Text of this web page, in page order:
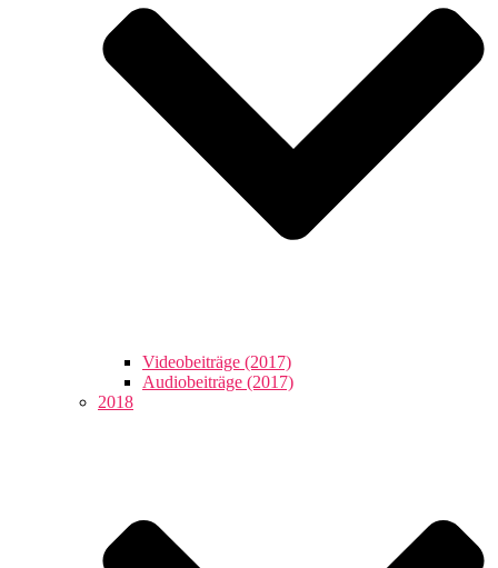
Videobeiträge (2017)
Audiobeiträge (2017)
2018